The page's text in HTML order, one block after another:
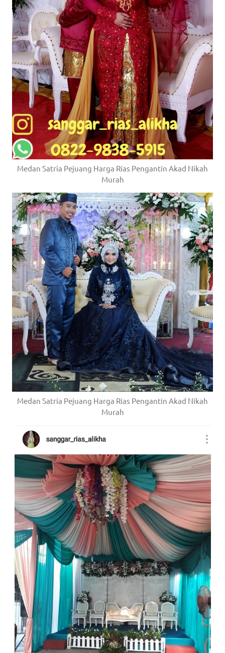
Medan Satria Pejuang Harga Rias Pengantin Akad Nikah
Murah
Medan Satria Pejuang Harga Rias Pengantin Akad Nikah
Murah